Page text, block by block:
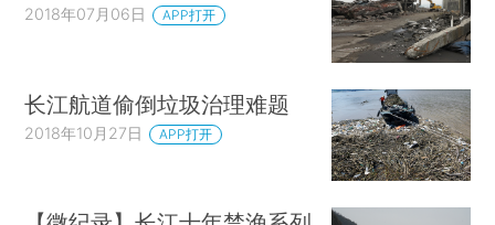
2018年07月06日 APP打开
长江航道偷倒垃圾治理难题
2018年10月27日 APP打开